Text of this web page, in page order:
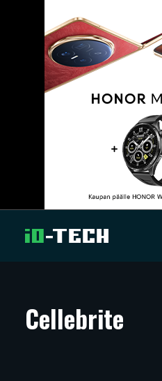
ARTIKKELIT
Cellebrite